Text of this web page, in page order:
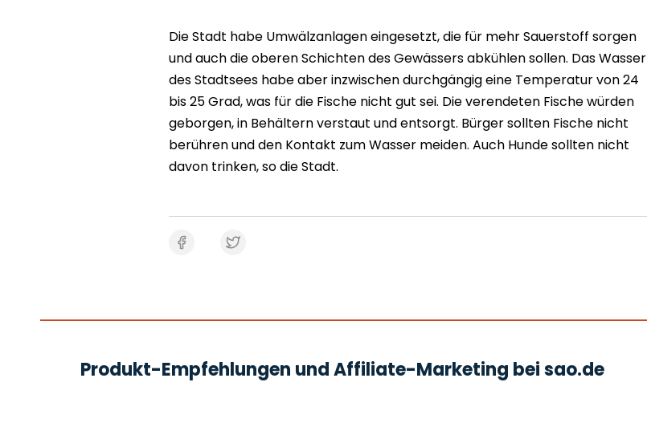
Die Stadt habe Umwälzanlagen eingesetzt, die für mehr Sauerstoff sorgen
und auch die oberen Schichten des Gewässers abkühlen sollen. Das Wasser
des Stadtsees habe aber inzwischen durchgängig eine Temperatur von 24
bis 25 Grad, was für die Fische nicht gut sei. Die verendeten Fische würden
geborgen, in Behältern verstaut und entsorgt. Bürger sollten Fische nicht
berühren und den Kontakt zum Wasser meiden. Auch Hunde sollten nicht
davon trinken, so die Stadt.
Produkt-Empfehlungen und Affiliate-Marketing bei sao.de